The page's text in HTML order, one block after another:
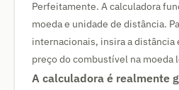
Perfeitamente. A calculadora
moeda e unidade de distância.
internacionais, insira a distância
preço do combustível na moeda
A calculadora é realmente